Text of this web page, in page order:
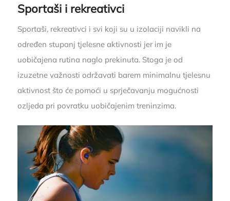
Sportaši i rekreativci
Sportaši, rekreativci i svi koji su u izolaciji navikli na
određen stupanj tjelesne aktivnosti jer im je
uobičajena rutina naglo prekinuta. Stoga je od
izuzetne važnosti održavati barem minimalnu tjelesnu
aktivnost što će pomoći u sprječavanju mogućnosti
ozljeda pri povratku uobičajenim treninzima.